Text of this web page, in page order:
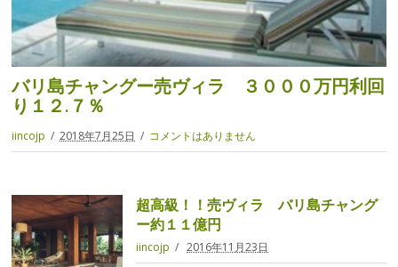
バリ島チャングー売ヴィラ ３０００万円利回
り１２.７％
iincojp 2018年7月25日 コメントはありません
超高級！！売ヴィラ バリ島チャング
ー約１１億円
iincojp 2016年11月23日